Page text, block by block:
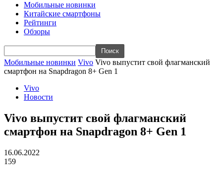
Мобильные новинки
Китайские смартфоны
Рейтинги
Обзоры
Мобильные новинки Vivo Vivo выпустит свой флагманский
смартфон на Snapdragon 8+ Gen 1
Vivo
Новости
Vivo выпустит свой флагманский
смартфон на Snapdragon 8+ Gen 1
16.06.2022
159